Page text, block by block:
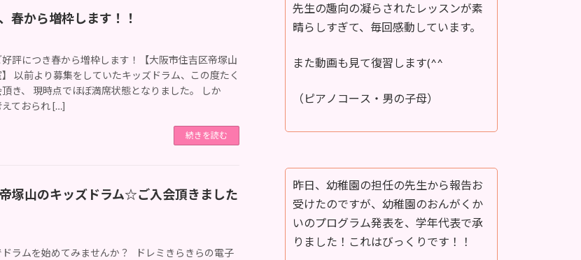
春から増枠します！！
評につき春から増枠します！【大阪市住吉区帝塚山
以前より募集をしていたキッズドラム、この度たく
き、 現時点でほぼ満席状態となりました。 しか
ておられ […]
続きを読む
塚山のキッズドラム☆ご入会頂きました
ドラムを始めてみませんか？ ドレミきらきらの電子
先生の趣向の凝らされたレッスンが素
晴らしすぎて、毎回感動しています。
また動画も見て復習します(^^
（ピアノコース・男の子母）
昨日、幼稚園の担任の先生から報告お
受けたのですが、幼稚園のおんがくか
いのプログラム発表を、学年代表で承
りました！これはびっくりです！！